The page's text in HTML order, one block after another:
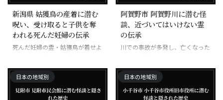
新潟県 姑獲鳥の産着に潜む
呪い、受け取ると子供を奪
われる死んだ妊婦の伝承
死んだ妊婦の霊・姑獲鳥が着せよ
奪われるとされる東北・北陸の伝
承。
阿賀野市 阿賀野川に潜む怪
談、近づいてはいけない霊
の伝承
川での事故が多発し、亡くなった
日本の地域別 日本の地域別